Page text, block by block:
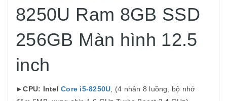
8250U Ram 8GB SSD
256GB Màn hình 12.5
inch
►CPU: Intel Core i5-8250U , (4 nhân 8 luồng, bộ nhớ